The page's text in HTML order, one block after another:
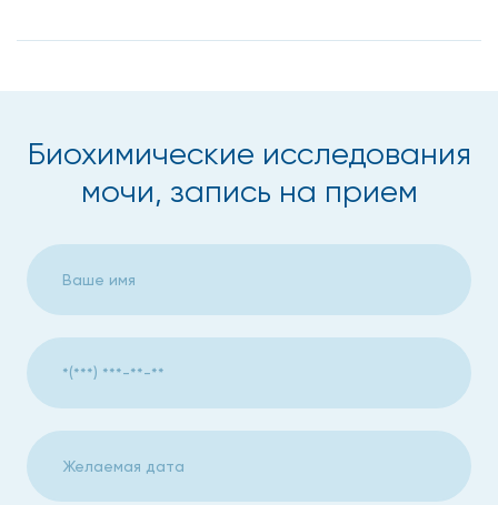
профессионалы своего дела. К тому же, цены на
Когда нужна биохимия урины
в таких случаях:
Для диагностирования патологии.
Для профилактики болезней мочевыделительной
сферы.
При комплексном обследовании.
При заболеваниях внутренних органов.
Биохимические исследования
мочи, запись на прием